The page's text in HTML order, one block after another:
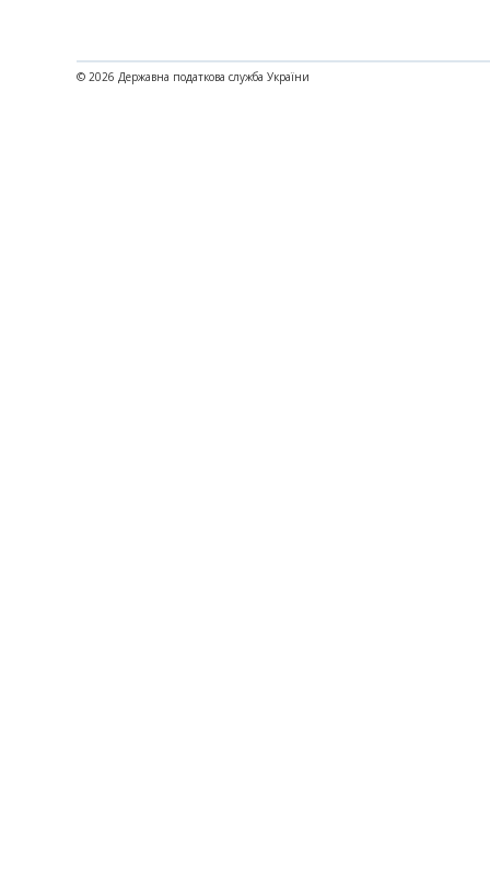
© 2026 Державна податкова служба України